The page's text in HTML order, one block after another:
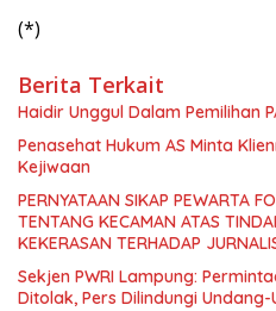
(*)
Berita Terkait
Haidir Unggul Dalam Pemilihan
Penasehat Hukum AS Minta
Kejiwaan
PERNYATAAN SIKAP PEWARTA
TENTANG KECAMAN ATAS
KEKERASAN TERHADAP
TANJUNG KARANG.
Sekjen PWRI Lampung:
Ditolak, Pers Dilindungi Undang-